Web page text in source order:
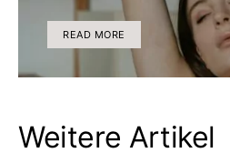
READ MORE
Weitere Artikel